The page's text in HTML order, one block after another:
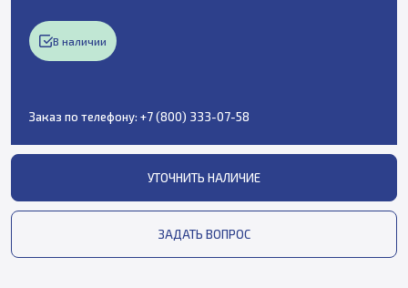
В наличии
Заказ по телефону: +7 (800) 333-07-58
УТОЧНИТЬ НАЛИЧИЕ
ЗАДАТЬ ВОПРОС